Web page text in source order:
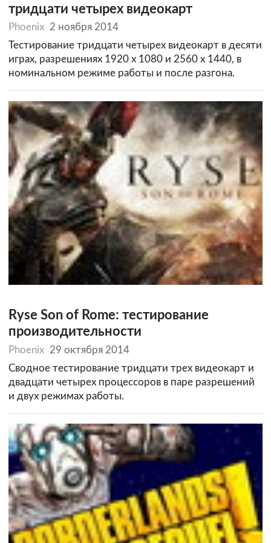
тридцати четырех видеокарт
Phoenix 2 ноября 2014
Тестирование тридцати четырех видеокарт в десяти
играх, разрешениях 1920 х 1080 и 2560 х 1440, в
номинальном режиме работы и после разгона.
Ryse Son of Rome: тестирование
производительности
Phoenix 29 октября 2014
Сводное тестирование тридцати трех видеокарт и
двадцати четырех процессоров в паре разрешений
и двух режимах работы.